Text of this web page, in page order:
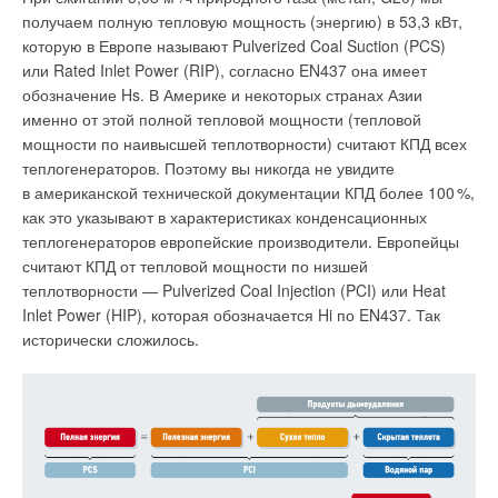
получаем полную тепловую мощность (энергию) в 53,3 кВт,
которую в Европе называют Pulverized Coal Suction (PCS)
или Rated Inlet Power (RIP), согласно EN437 она имеет
обозначение Hs. В Америке и некоторых странах Азии
именно от этой полной тепловой мощности (тепловой
мощности по наивысшей теплотворности) считают КПД всех
теплогенераторов. Поэтому вы никогда не увидите
в американской технической документации КПД более 100%,
как это указывают в характеристиках конденсационных
теплогенераторов европейские производители. Европейцы
считают КПД от тепловой мощности по низшей
теплотворности — Pulverized Coal Injection (PCI) или Heat
Inlet Power (HIP), которая обозначается Hi по EN437. Так
исторически сложилось.
приборам и методам их испытаний вызывает острую
полемику и огромное количество отзывов, зачастую
с полярными мнениями по одним и тем же вопросам.
Для ускорения этого сложного и многоуровневнего процесса
согласования взаимосвязанных документов (ГОСТ 31311
и ГОСТ Р 53583) со всеми заинтересованными участниками
рынка, АПРО на правах разработчика решила не вести
работу по двум стандартам параллельно, а сначала прийти
к единству мнений по одному из них — ГОСТ Р 53583
«Приборы отопительные. Методы испытаний». В результате
многочисленных обсуждений и глубокой проработки в июле
2020 года в профильный Технический комитет 144
«Строительные материалы и конструкции» был направлен
в установленный срок одобрить текст стандарта в целом или
же отклонить его с целью доработки отдельных положений).
воздуховодов, которые монтируются под потолком и не
подлежат доработке после ввода здания в эксплуатацию. В
отличие от них компактные приточно-очистительные
комплексы в виде настенных блоков не требуют сложного
монтажа и их можно установить даже в условиях чистовой
отделки. При этом для работы не требуется система
воздуховодов, а монтаж занимает не более двух часов.
Области применения
Гигиеническое исполнение нашло своё широкое применение
промышленности, производственных цехах электронной
индустрии, объектах пищевых отраслей и чистых
помещениях.